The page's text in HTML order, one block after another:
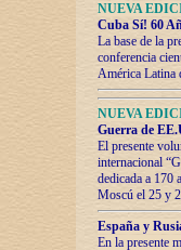
NUEVA
Cuba Sí! 60
La base de la
conferencia
América Latina
NUEVA
Guerra de
El presente
internacional
dedicada a 170
Moscú el 25 y
España y
En la presente